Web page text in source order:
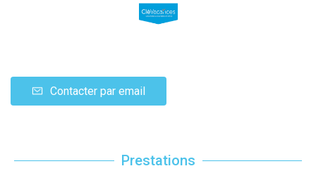
Contacter par email
Prestations